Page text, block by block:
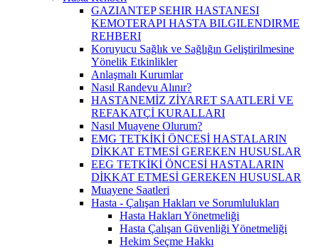
GAZIANTEP SEHIR HASTANESI
KEMOTERAPI HASTA BILGILENDIRME
REHBERI
Koruyucu Sağlık ve Sağlığın Geliştirilmesine
Yönelik Etkinlikler
Anlaşmalı Kurumlar
Nasıl Randevu Alınır?
HASTANEMİZ ZİYARET SAATLERİ VE
REFAKATÇİ KURALLARI
Nasıl Muayene Olurum?
EMG TETKİKİ ÖNCESİ HASTALARIN
DİKKAT ETMESİ GEREKEN HUSUSLAR
EEG TETKİKİ ÖNCESİ HASTALARIN
DİKKAT ETMESİ GEREKEN HUSUSLAR
Muayene Saatleri
Hasta - Çalışan Hakları ve Sorumlulukları
Hasta Hakları Yönetmeliği
Hasta Çalışan Güvenliği Yönetmeliği
Hekim Seçme Hakkı